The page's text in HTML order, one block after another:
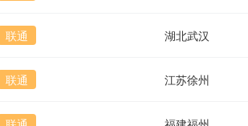
联通 湖北武汉
联通 江苏徐州